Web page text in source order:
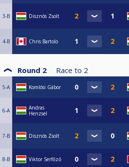
3-B Disznós Zsolt
4-B Chris Bartolo
Round 2 Race to 2
5-A Komlósi Gábor
6-A
Andras
Henzsel
7-B Disznós Zsolt
8-B Viktor Serfőző